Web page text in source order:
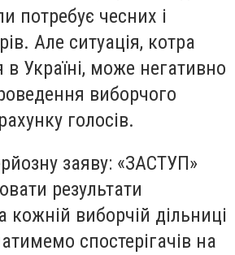
потребує чесних і
Але ситуація, котра
в Україні, може негативно
виборчого
голосів.
заяву: «ЗАСТУП»
результати
кожній виборчій дільниці
спостерігачів на